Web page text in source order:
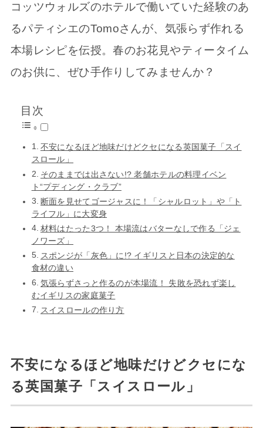
コッツウォルズのホテルで働いていた経験のあ
るパティシエのTomoさんが、気張らず作れる
本場レシピを伝授。春のお花見やティータイム
のお供に、ぜひ手作りしてみませんか？
目次
不安になるほど地味だけどクセになる英国菓子「スイ
スロール」
そのままでは出さない!? 老舗ホテルの料理イベン
ト“プディング・クラブ”
断面を見せてゴージャスに！「シャルロット」や「ト
ライフル」に大変身
材料はたった3つ！ 本場流はバターなしで作る「ジェ
ノワーズ」
スポンジが「灰色」に!? イギリスと日本の決定的な
食材の違い
気張らずさっと作るのが本場流！ 失敗を恐れず楽し
むイギリスの家庭菓子
スイスロールの作り方
不安になるほど地味だけどクセにな
る英国菓子「スイスロール」